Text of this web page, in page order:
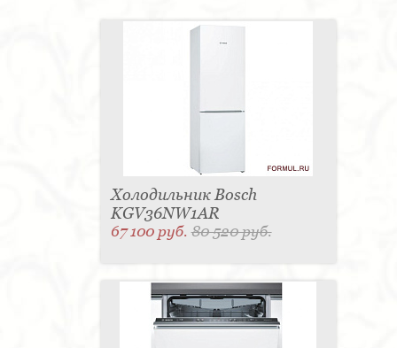
Холодильник Bosch
KGV36NW1AR
67 100 руб.80 520 руб.